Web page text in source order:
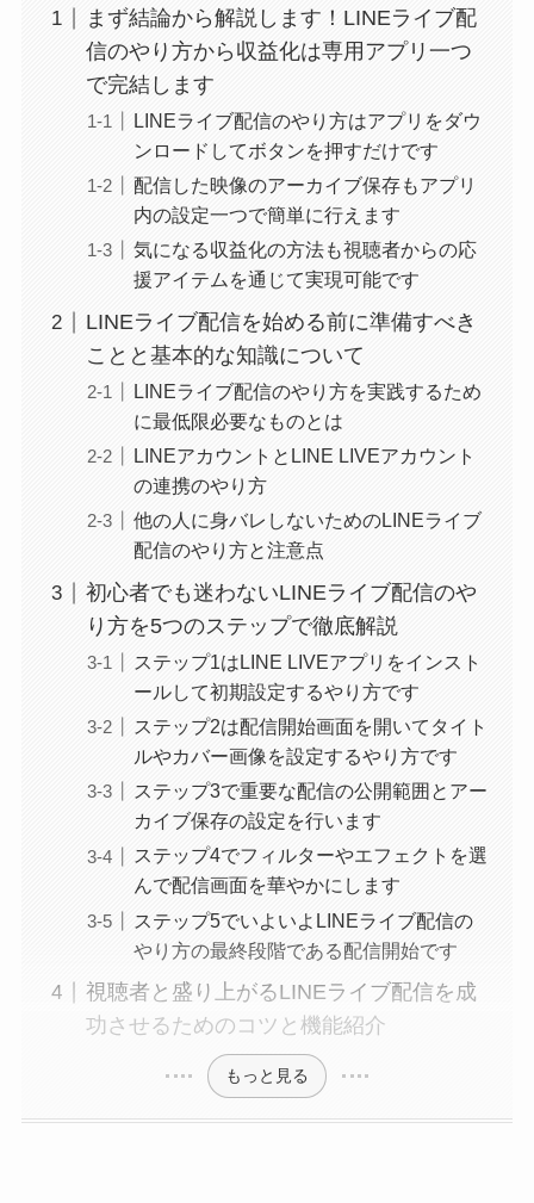
まず結論から解説します！LINEライブ配
信のやり方から収益化は専用アプリ一つ
で完結します
LINEライブ配信のやり方はアプリをダウ
ンロードしてボタンを押すだけです
配信した映像のアーカイブ保存もアプリ
内の設定一つで簡単に行えます
気になる収益化の方法も視聴者からの応
援アイテムを通じて実現可能です
LINEライブ配信を始める前に準備すべき
ことと基本的な知識について
LINEライブ配信のやり方を実践するため
に最低限必要なものとは
LINEアカウントとLINE LIVEアカウント
の連携のやり方
他の人に身バレしないためのLINEライブ
配信のやり方と注意点
初心者でも迷わないLINEライブ配信のや
り方を5つのステップで徹底解説
ステップ1はLINE LIVEアプリをインスト
ールして初期設定するやり方です
ステップ2は配信開始画面を開いてタイト
ルやカバー画像を設定するやり方です
ステップ3で重要な配信の公開範囲とアー
カイブ保存の設定を行います
ステップ4でフィルターやエフェクトを選
んで配信画面を華やかにします
ステップ5でいよいよLINEライブ配信の
やり方の最終段階である配信開始です
視聴者と盛り上がるLINEライブ配信を成
功させるためのコツと機能紹介
もっと見る